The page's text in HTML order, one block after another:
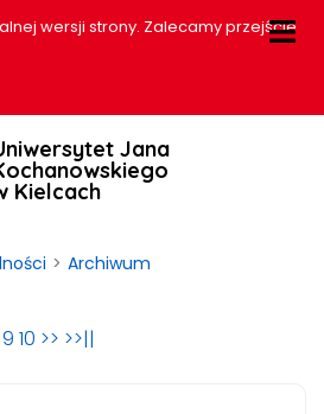
wersji strony. Zalecamy przejście
Jana
Kielcach
Archiwum
9 10 >> >>||